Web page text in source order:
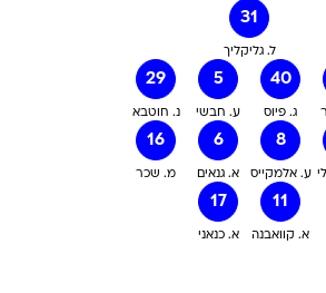
31
ל. גליקליך
29
נ. חוטבא
5
ע. חבשי
40
ג. פיוס
16
מ. שכר
6
א. גנאים
8
ע. אלמקייס
17
א. כנאני
11
א. קוואבנה